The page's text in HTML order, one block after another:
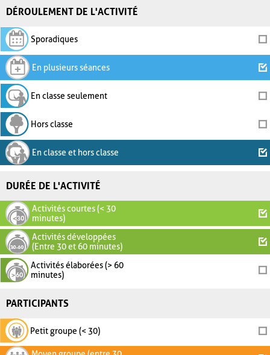
DÉROULEMENT DE L'ACTIVITÉ
Sporadiques
En plusieurs séances
En classe seulement
Hors classe
En classe et hors classe
DURÉE DE L'ACTIVITÉ
Activités courtes (< 30
minutes)
Activités développées
(Entre 30 et 60 minutes)
Activités élaborées (> 60
minutes)
PARTICIPANTS
Petit groupe (< 30)